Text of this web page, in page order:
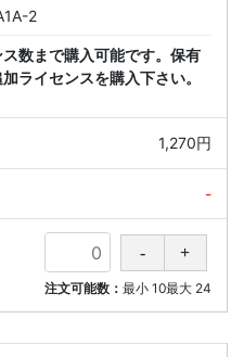
2
数まで購入可能です。保有
ライセンスを購入下さい。
1,270円
-
注文可能数： 最小 10最大 24